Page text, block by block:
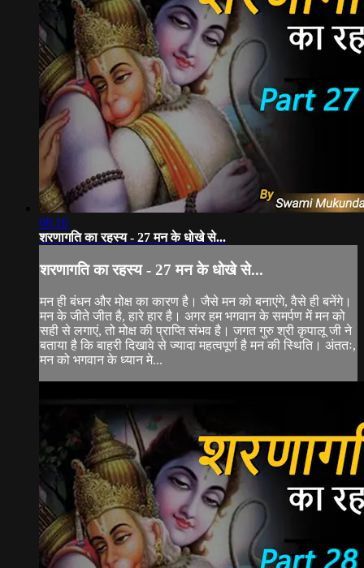
08:16
शरणागति का रहस्य - 27 मन के धोखे से...
शरणागति का रहस्य - 27 मन के धोखे से...
मन ही बंधन और मोक्ष का कारण है। जैसे मन को बनाएंगे, वैसे ही बनेंगे।
मन के जीते जीत है, हारे हार है। अगर हम भगवान के समर्पण में मन को
सही से लगाएं, तो मोक्ष की प्राप्ति संभव है। जगत गुरु श्री कृपालू जी ने
बताया है कि बाहरी दिखावे से ज्यादा महत्वपूर्ण है मन की स्थिति। अंततः,
मन को भगवान के ध्यान मे...